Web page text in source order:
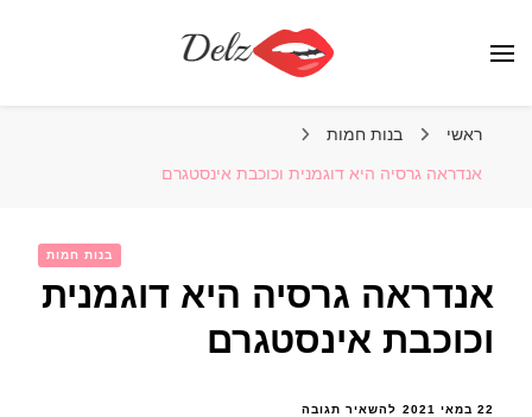
ראשי בנות חמות
אנדראה גרסיה היא דוגמנית וכוכבת אינסטגרם
בנות חמות
אנדראה גרסיה היא דוגמנית
וכוכבת אינסטגרם
22 במאי 2021 להשאיר תגובהבנושא